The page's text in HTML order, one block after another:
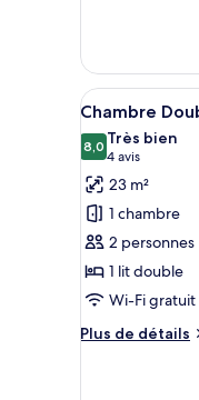
le
type
de
chambre
Chambre
Double
Premium
Afficher
toutes
les
photos
pour
ce
type
de
chambre :
Chambre
13
Chambre
8,08,0 sur 10
Très bien
4 avis
(4 avis)
23 m²
1 chambre
2 personnes
1 lit double
Wi-Fi gratuit
Plus de détails
Plus